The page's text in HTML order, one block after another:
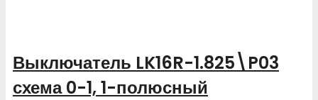
Выключатель LK16R-1.825\P03
схема 0-1, 1-полюсный